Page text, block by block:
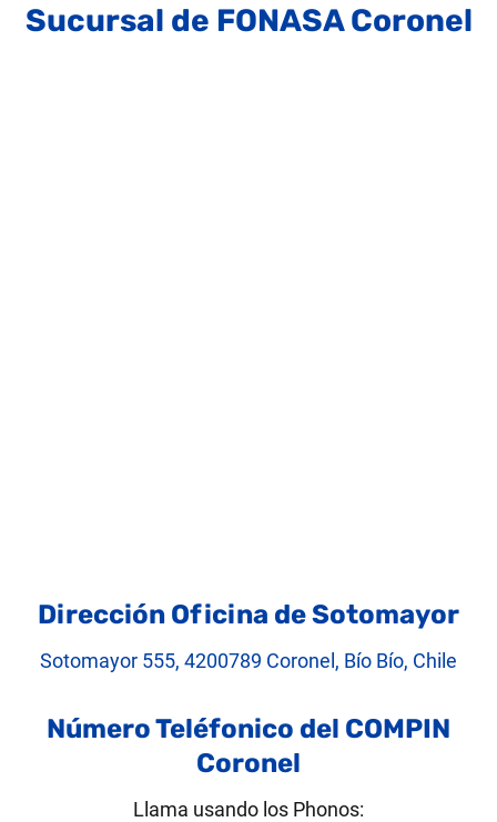
Sucursal de FONASA Coronel
Dirección Oficina de Sotomayor
Sotomayor 555, 4200789 Coronel, Bío Bío, Chile
Número Teléfonico del COMPIN
Coronel
Llama usando los Phonos: